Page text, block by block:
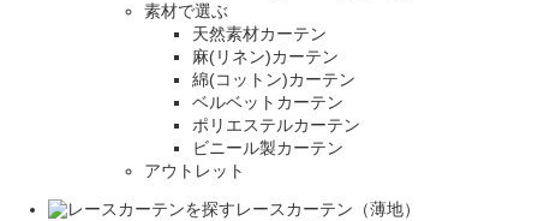
素材で選ぶ
天然素材カーテン
麻(リネン)カーテン
綿(コットン)カーテン
ベルベットカーテン
ポリエステルカーテン
ビニール製カーテン
アウトレット
レースカーテン（薄地）